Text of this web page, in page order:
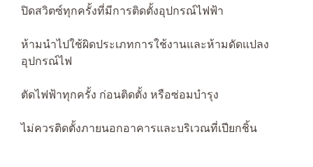
ปิดสวิตซ์ทุกครั้งที่มีการติดตั้งอุปกรณ์ไฟฟ้า
ห้ามนำไปใช้ผิดประเภทการใช้งานและห้ามดัดแปลง
อุปกรณ์ไฟ
ตัดไฟฟ้าทุกครั้ง ก่อนติดตั้ง หรือซ่อมบำรุง
ไม่ควรติดตั้งภายนอกอาคารและบริเวณที่เปียกชิ้น